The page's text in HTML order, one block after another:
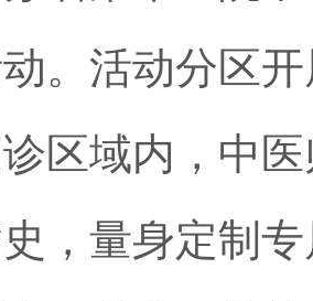
。活动分区
区域内，中
，量身定制